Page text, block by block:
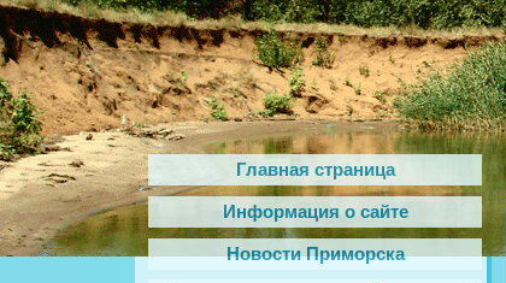
Главная страница
Информация о сайте
Новости Приморска